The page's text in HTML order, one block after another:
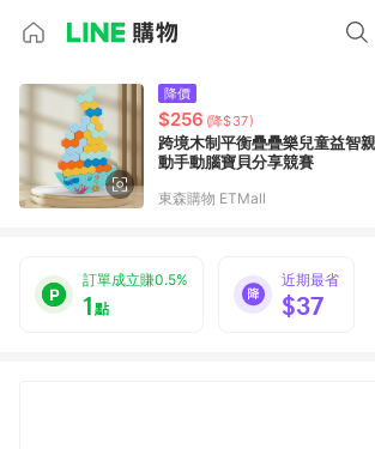
降價
$256 (降$37)
跨境木制平衡疊疊樂兒童益智
動手動腦寶貝分享競賽
東森購物 ETMall
訂單成立賺0.5%
1點
近期最省
$37